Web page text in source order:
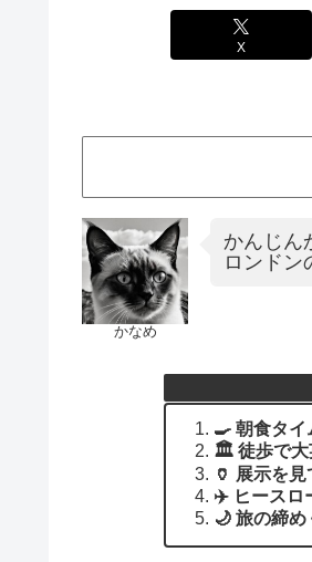
X
かなめ
かんじん
ロンドン
🍳 朝食タ
🏛️ 徒歩で大
🏺 展示を
✈️ ヒースロ
🌙 旅の締